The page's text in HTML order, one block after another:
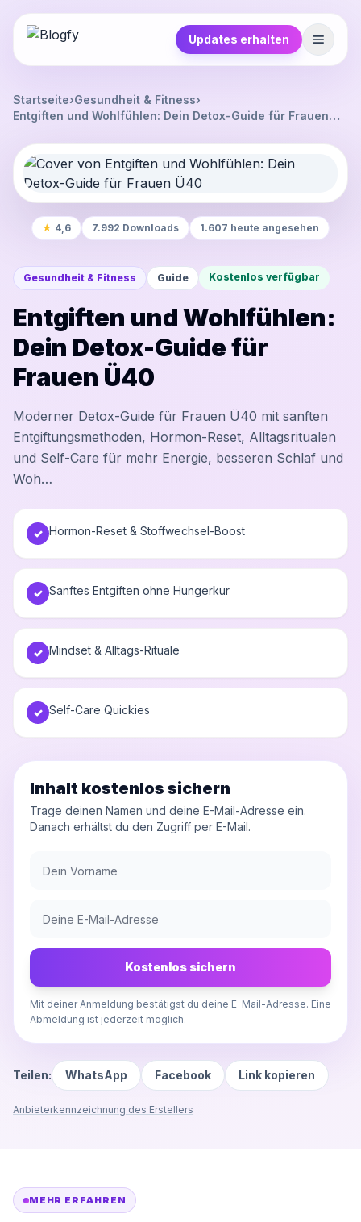
Updates erhalten
Startseite›Gesundheit & Fitness›
Entgiften und Wohlfühlen: Dein Detox-Guide für Frauen
★ 4,6 7.992 Downloads 1.607 heute angesehen
Gesundheit & Fitness Guide Kostenlos verfügbar
Entgiften und Wohlfühlen:
Dein Detox-Guide für
Frauen Ü40
Moderner Detox-Guide für Frauen Ü40 mit sanften
Entgiftungsmethoden, Hormon-Reset, Alltagsritualen
und Self-Care für mehr Energie, besseren Schlaf und
Woh…
✓ Hormon-Reset & Stoffwechsel-Boost
✓ Sanftes Entgiften ohne Hungerkur
✓ Mindset & Alltags-Rituale
✓ Self-Care Quickies
Inhalt kostenlos sichern
Trage deinen Namen und deine E-Mail-Adresse ein.
Danach erhältst du den Zugriff per E-Mail.
Kostenlos sichern
Mit deiner Anmeldung bestätigst du deine E-Mail-Adresse. Eine
Abmeldung ist jederzeit möglich.
Teilen: WhatsApp Facebook Link kopieren
Anbieterkennzeichnung des Erstellers
MEHR ERFAHREN